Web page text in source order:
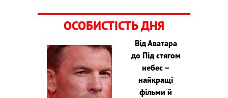
ОСОБИСТІСТЬ ДНЯ
Від Аватара
до Під стягом
небес –
найкращі
фільми й